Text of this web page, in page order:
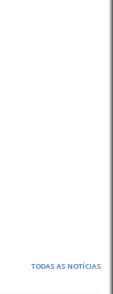
TODAS AS NOTÍCIAS